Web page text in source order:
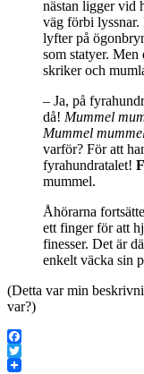
nästan ligger vid
väg förbi lyssnar.
lyfter på
som statyer.
skriker och
– Ja, på
då! Mummel
Mummel
varför? För att
fyrahundratalet!
mummel.
Åhörarna
ett finger för att
finesser. Det är
enkelt väcka sin
(Detta var min
var?)
Facebook
Twitter